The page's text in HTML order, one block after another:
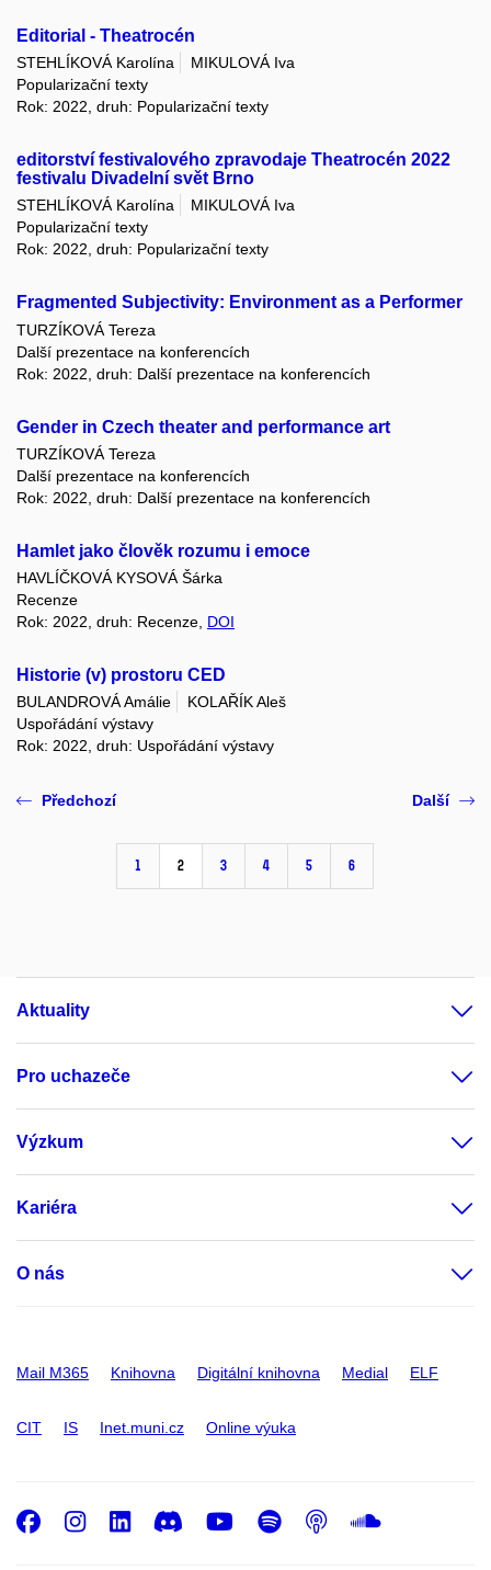
Editorial - Theatrocén
STEHLÍKOVÁ Karolína
MIKULOVÁ Iva
Popularizační texty
Rok: 2022, druh: Popularizační texty
editorství festivalového zpravodaje Theatrocén 2022
festivalu Divadelní svět Brno
STEHLÍKOVÁ Karolína
MIKULOVÁ Iva
Popularizační texty
Rok: 2022, druh: Popularizační texty
Fragmented Subjectivity: Environment as a Performer
TURZÍKOVÁ Tereza
Další prezentace na konferencích
Rok: 2022, druh: Další prezentace na konferencích
Gender in Czech theater and performance art
TURZÍKOVÁ Tereza
Další prezentace na konferencích
Rok: 2022, druh: Další prezentace na konferencích
Hamlet jako člověk rozumu i emoce
HAVLÍČKOVÁ KYSOVÁ Šárka
Recenze
Rok: 2022, druh: Recenze, DOI
Historie (v) prostoru CED
BULANDROVÁ Amálie
KOLAŘÍK Aleš
Uspořádání výstavy
Rok: 2022, druh: Uspořádání výstavy
Předchozí
1 2 3 4 5 6
Další
Aktuality
Pro uchazeče
Výzkum
Kariéra
O nás
Mail M365 Knihovna Digitální knihovna Medial ELF
CIT IS Inet.muni.cz Online výuka
Facebook
Instagram
LinkedIn
DiscordYoutube
Spotify
Podcast